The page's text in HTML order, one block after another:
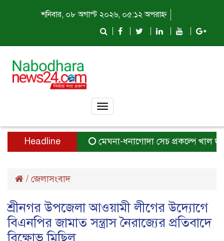
শনিবার, ০৮ অগাস্ট ২০২৬, ০৫:১২ অপরাহ্ন
Toggle
Headline মেঘনা-ধনাগোদা সেচ প্রকল্পে খাল
/ জেলাসংবাদ
শ্রীনগর উপজেলা আওয়ামী লীগের উদ্যোগে
বিএনপির জামাত সন্ত্রাস নৈরাজ্যের প্রতিবাদে
বিক্ষোভ মিছিল